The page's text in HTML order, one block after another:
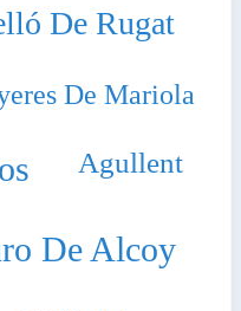
De Rugat
De Mariola
Agullent
De Alcoy